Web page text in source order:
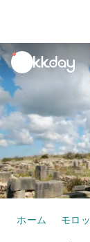
unread
notifications
ホーム モロ